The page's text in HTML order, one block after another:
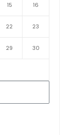
15 16
22 23
29 30